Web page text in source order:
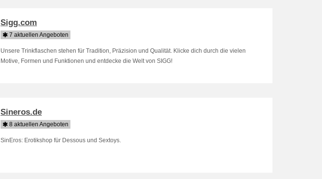
Sigg.com
7 aktuellen Angeboten
Unsere Trinkflaschen stehen für Tradition, Präzision und Qualität. Klicke dich durch die vielen
Motive, Formen und Funktionen und entdecke die Welt von SIGG!
Sineros.de
8 aktuellen Angeboten
SinEros: Erotikshop für Dessous und Sextoys.